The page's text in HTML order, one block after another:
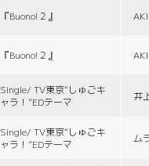
『Buono!２』
『Buono!２』
Single/ TV東京“しゅごキ
ャラ！”EDテーマ
井
Single/ TV東京“しゅごキ
ャラ！”EDテーマ
ム